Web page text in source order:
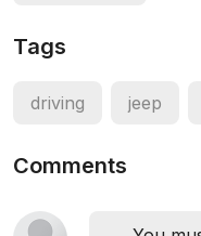
Tags
driving jeep
Comments